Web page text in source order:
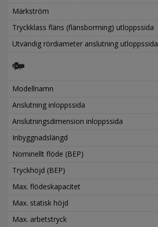
Märkström
Tryckklass fläns (flänsborrning) utloppssida
Utvändig rördiameter anslutning utloppssida
Modellnamn
Anslutning inloppssida
Anslutningsdimension inloppssida
Inbyggnadslängd
Nominellt flöde (BEP)
Tryckhöjd (BEP)
Max. flödeskapacitet
Max. statisk höjd
Max. arbetstryck